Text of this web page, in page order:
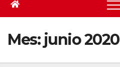
Mes: junio 2020